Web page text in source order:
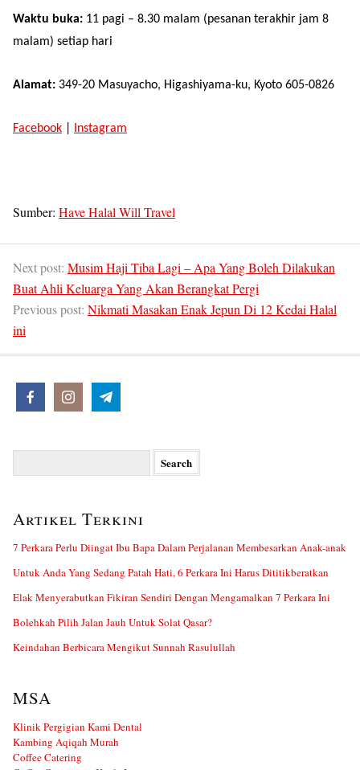
Waktu buka: 11 pagi – 8.30 malam (pesanan terakhir jam 8
malam) setiap hari
Alamat: 349-20 Masuyacho, Higashiyama-ku, Kyoto 605-0826
Facebook Instagram
Sumber: Have Halal Will Travel
Next post: Musim Haji Tiba Lagi – Apa Yang Boleh Dilakukan
Buat Ahli Keluarga Yang Akan Berangkat Pergi
Previous post: Nikmati Masakan Enak Jepun Di 12 Kedai Halal
ini
Artikel Terkini
7 Perkara Perlu Diingat Ibu Bapa Dalam Perjalanan Membesarkan Anak-anak
Untuk Anda Yang Sedang Patah Hati, 6 Perkara Ini Harus Dititikberatkan
Elak Menyerabutkan Fikiran Sendiri Dengan Mengamalkan 7 Perkara Ini
Bolehkah Pilih Jalan Jauh Untuk Solat Qasar?
Keindahan Berbicara Mengikut Sunnah Rasulullah
MSA
Klinik Pergigian Kami Dental
Kambing Aqiqah Murah
Coffee Catering